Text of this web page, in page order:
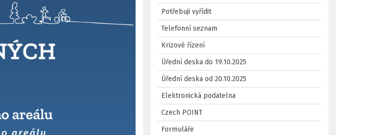
Potřebuji vyřídit
Telefonní seznam
Krizové řízení
Úřední deska do 19.10.2025
Úřední deska od 20.10.2025
Elektronická podatelna
Czech POINT
Formuláře